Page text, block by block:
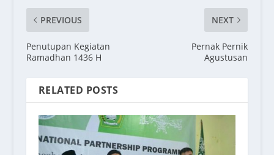
PREVIOUS
Penutupan Kegiatan
Ramadhan 1436 H
NEXT
Pernak Pernik
Agustusan
RELATED POSTS